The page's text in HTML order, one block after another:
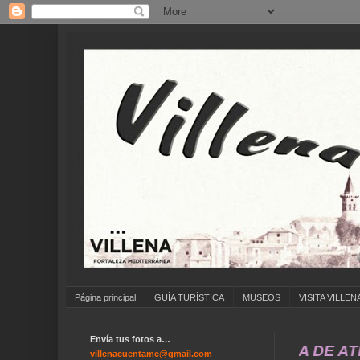
Página principal GUÍA TURÍSTICA MUSEOS VISITA
... CARNAVAL ... FERIA DE
Envía tus fotos a…
villenacuentame@gmail.com